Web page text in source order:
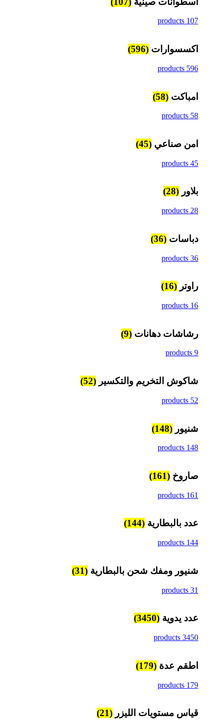
107 products
اكسسوارات (596)
596 products
امباكت (58)
58 products
امن صناعي (45)
45 products
بلاور (28)
28 products
دباسات (36)
36 products
راوتر (16)
16 products
رشاشات دهانات (9)
9 products
شاكوش التخريم والتكسير (52)
52 products
شنيور (148)
148 products
صاروخ (161)
161 products
عدد بالبطارية (144)
144 products
شنيور ومفك شحن بالبطارية (31)
31 products
عدد يدوية (3450)
3450 products
اطقم عدة (179)
179 products
قياس مستويات الليزر (21)